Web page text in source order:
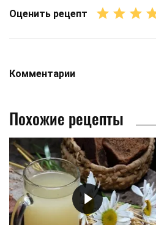
Оценить рецепт
Комментарии
Похожие рецепты